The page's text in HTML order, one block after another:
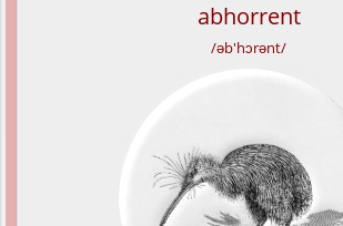
abhorrent
/əb'hɔrənt/